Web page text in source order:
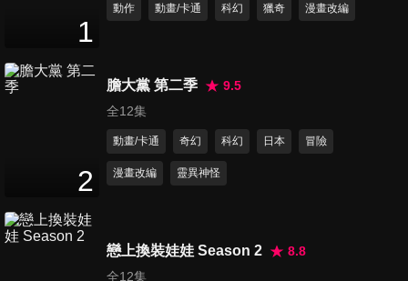
25分鐘
1
動作 動畫/卡通 科幻 獵奇 漫畫改編
2
膽大黨 第二季
9.5
全12集
動畫/卡通 奇幻 科幻 日本 冒險
漫畫改編 靈異神怪
戀上換裝娃娃 Season 2
8.8
全12集